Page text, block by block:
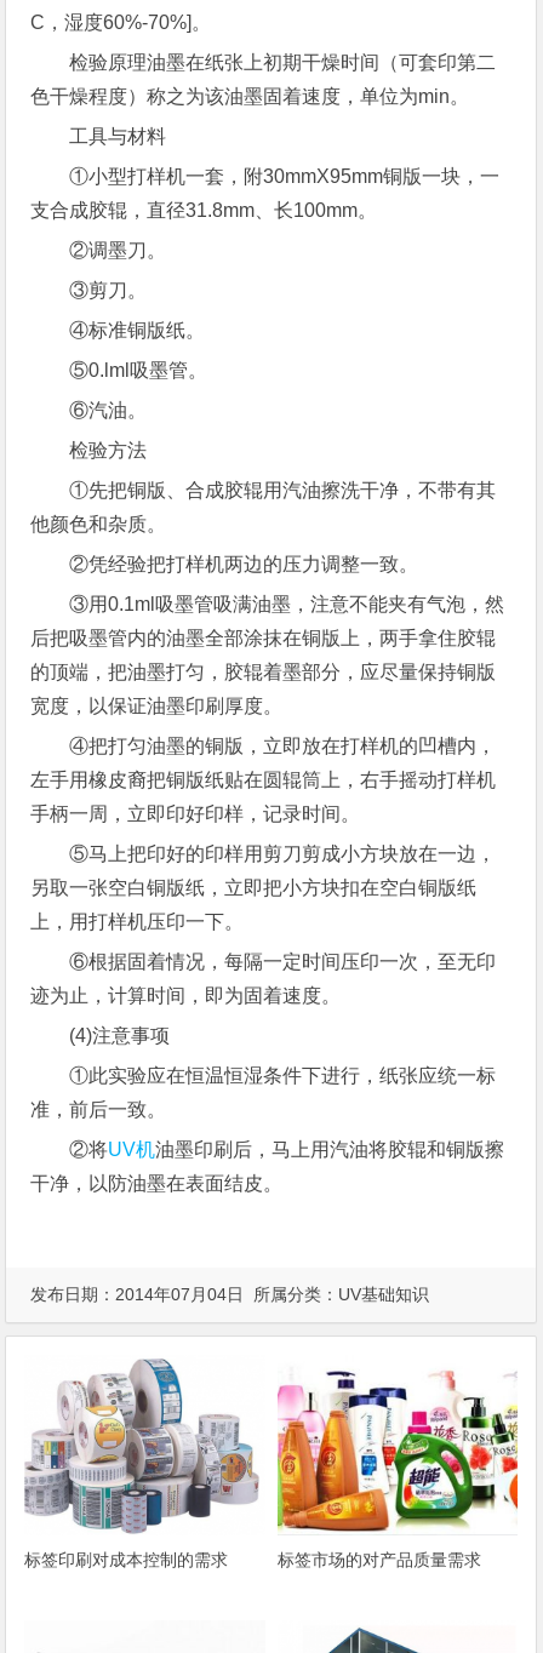
C，湿度60%-70%]。
检验原理油墨在纸张上初期干燥时间（可套印第二
色干燥程度）称之为该油墨固着速度，单位为min。
工具与材料
①小型打样机一套，附30mmX95mm铜版一块，一
支合成胶辊，直径31.8mm、长100mm。
②调墨刀。
③剪刀。
④标准铜版纸。
⑤0.lml吸墨管。
⑥汽油。
检验方法
①先把铜版、合成胶辊用汽油擦洗干净，不带有其
他颜色和杂质。
②凭经验把打样机两边的压力调整一致。
③用0.1ml吸墨管吸满油墨，注意不能夹有气泡，然
后把吸墨管内的油墨全部涂抹在铜版上，两手拿住胶辊
的顶端，把油墨打匀，胶辊着墨部分，应尽量保持铜版
宽度，以保证油墨印刷厚度。
④把打匀油墨的铜版，立即放在打样机的凹槽内，
左手用橡皮裔把铜版纸贴在圆辊筒上，右手摇动打样机
手柄一周，立即印好印样，记录时间。
⑤马上把印好的印样用剪刀剪成小方块放在一边，
另取一张空白铜版纸，立即把小方块扣在空白铜版纸
上，用打样机压印一下。
⑥根据固着情况，每隔一定时间压印一次，至无印
迹为止，计算时间，即为固着速度。
(4)注意事项
①此实验应在恒温恒湿条件下进行，纸张应统一标
准，前后一致。
②将UV机油墨印刷后，马上用汽油将胶辊和铜版擦
干净，以防油墨在表面结皮。
发布日期：2014年07月04日 所属分类： UV基础知识
标签印刷对成本控制的需求 标签市场的对产品质量需求